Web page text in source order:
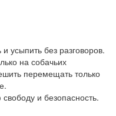
усыпить без разговоров.
на собачьих
перемещать только
и безопасность.